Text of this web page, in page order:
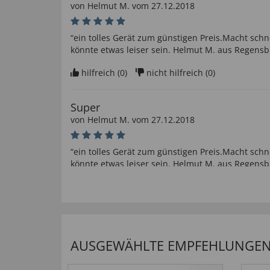
von Helmut M. vom 27.12.2018
“ein tolles Gerät zum günstigen Preis.Macht
könnte etwas leiser sein. Helmut M. aus
hilfreich (0) nicht hilfreich (0)
Super
von Helmut M. vom 27.12.2018
“ein tolles Gerät zum günstigen Preis.Macht
könnte etwas leiser sein. Helmut M. aus
AUSGEWÄHLTE